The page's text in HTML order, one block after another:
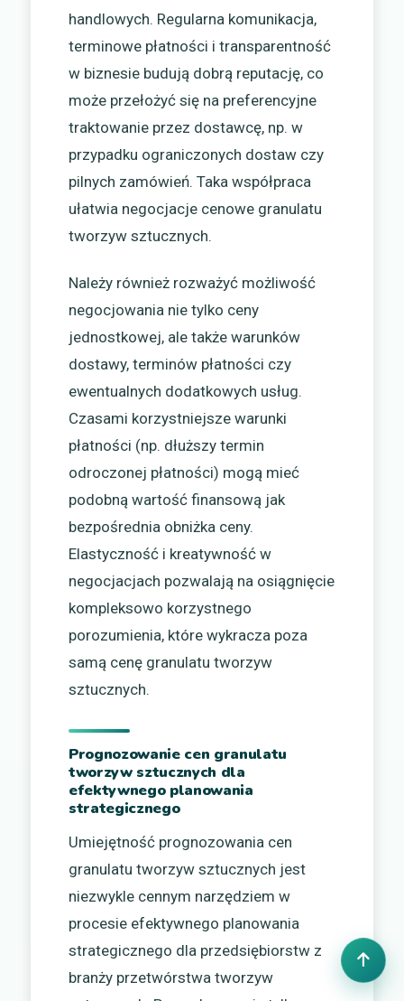
handlowych. Regularna komunikacja,
terminowe płatności i transparentność
w biznesie budują dobrą reputację, co
może przełożyć się na preferencyjne
traktowanie przez dostawcę, np. w
przypadku ograniczonych dostaw czy
pilnych zamówień. Taka współpraca
ułatwia negocjacje cenowe granulatu
tworzyw sztucznych.
Należy również rozważyć możliwość
negocjowania nie tylko ceny
jednostkowej, ale także warunków
dostawy, terminów płatności czy
ewentualnych dodatkowych usług.
Czasami korzystniejsze warunki
płatności (np. dłuższy termin
odroczonej płatności) mogą mieć
podobną wartość finansową jak
bezpośrednia obniżka ceny.
Elastyczność i kreatywność w
negocjacjach pozwalają na osiągnięcie
kompleksowo korzystnego
porozumienia, które wykracza poza
samą cenę granulatu tworzyw
sztucznych.
Prognozowanie cen granulatu
tworzyw sztucznych dla
efektywnego planowania
strategicznego
Umiejętność prognozowania cen
granulatu tworzyw sztucznych jest
niezwykle cennym narzędziem w
procesie efektywnego planowania
strategicznego dla przedsiębiorstw z
branży przetwórstwa tworzyw